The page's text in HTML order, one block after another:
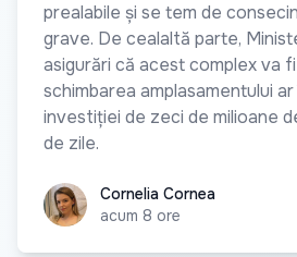
prealabile și se tem de
grave. De cealaltă parte,
asigurări că acest complex va
schimbarea amplasamentului
investiției de zeci de milioane
de zile.
Cornelia Cornea
Cornelia Cornea
acum 8 ore